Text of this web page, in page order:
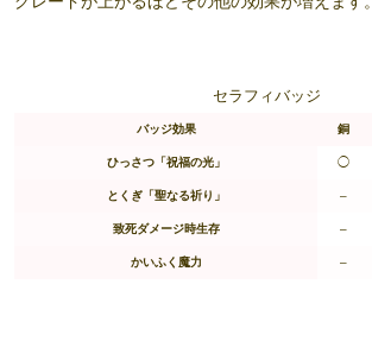
セラフィバッジ
バッジ効果 銅
ひっさつ「祝福の光」 ◯
とくぎ「聖なる祈り」 –
致死ダメージ時生存 –
かいふく魔力 –